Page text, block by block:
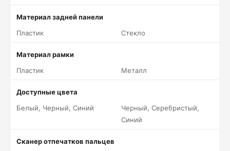
Материал задней панели
Пластик
Стекло
Материал рамки
Пластик
Металл
Доступные цвета
Белый, Черный, Синий
Черный, Серебристый,
Синий
Сканер отпечатков пальцев